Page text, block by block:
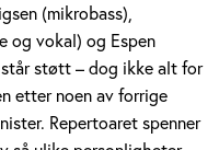
(mikrobass),
og vokal) og Espen
støtt – dog ikke alt for
etter noen av forrige
Repertoaret spenner